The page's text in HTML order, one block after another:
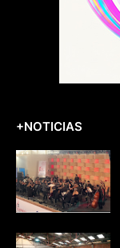
+NOTICIAS